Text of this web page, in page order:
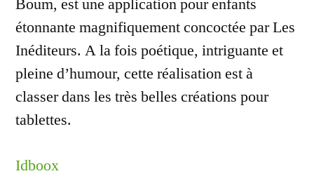
étonnante magnifiquement concoctée par Les
Inéditeurs. A la fois poétique, intriguante et
pleine d’humour, cette réalisation est à
classer dans les très belles créations pour
tablettes.
Idboox